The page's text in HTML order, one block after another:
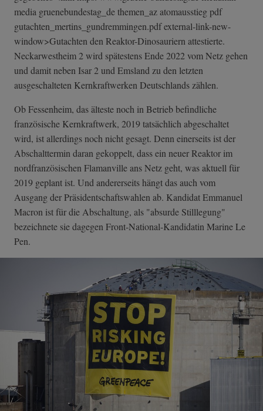
media gruenebundestag_de themen_az atomausstieg pdf
gutachten_merti­ns_gundremminge­n.pdf external-link-n­ew-
window>Gutac­hten den Reaktor-Dinosauriern attestierte.
Neckarwestheim 2 wird spätestens Ende 2022 vom Netz gehen
und damit neben Isar 2 und Emsland zu den letzten
ausgeschalteten Kernkraftwerken Deutschlands zählen.
Ob Fessenheim, das älteste noch in Betrieb befindliche
französische Kernkraftwerk, 2019 tatsächlich abgeschaltet
wird, ist allerdings noch nicht gesagt. Denn einerseits ist der
Abschalttermin daran gekoppelt, dass ein neuer Reaktor im
nordfranzösischen Flamanville ans Netz geht, was aktuell für
2019 geplant ist. Und andererseits hängt das auch vom
Ausgang der Präsidentschaftswahlen ab. Kandidat Emmanuel
Macron ist für die Abschaltung, als "absurde Stilllegung"
bezeichnete sie dagegen Front-National-Kandidatin Marine Le
Pen.